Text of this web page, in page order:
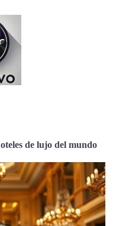
de lujo del mundo